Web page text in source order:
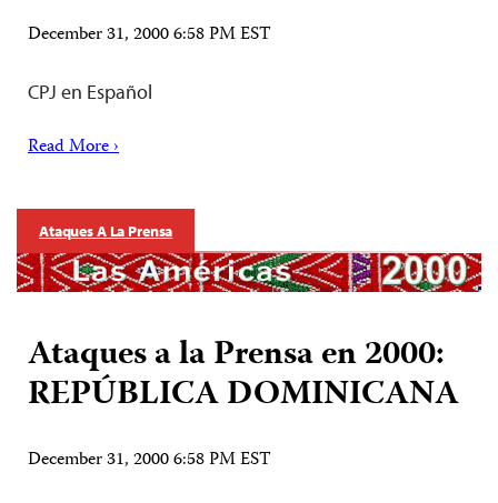
December 31, 2000 6:58 PM EST
CPJ en Español
Read More ›
Ataques A La Prensa
Ataques a la Prensa en 2000:
REPÚBLICA DOMINICANA
December 31, 2000 6:58 PM EST